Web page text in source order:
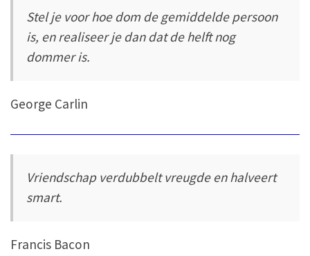
Stel je voor hoe dom de gemiddelde persoon
is, en realiseer je dan dat de helft nog
dommer is.
George Carlin
Vriendschap verdubbelt vreugde en halveert
smart.
Francis Bacon